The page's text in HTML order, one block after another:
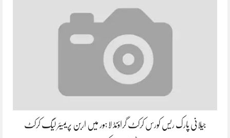
جیلانی پارک ریس کورس کرکٹ گراؤنڈ لاہور میں اربن پریمیئر لیگ کرکٹ